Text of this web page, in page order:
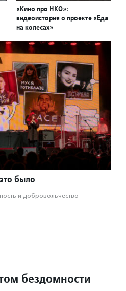
«Кино про НКО»:
видеоистория о проекте «Еда
на колесах»
было
и доброволь­чест­во
бездомности